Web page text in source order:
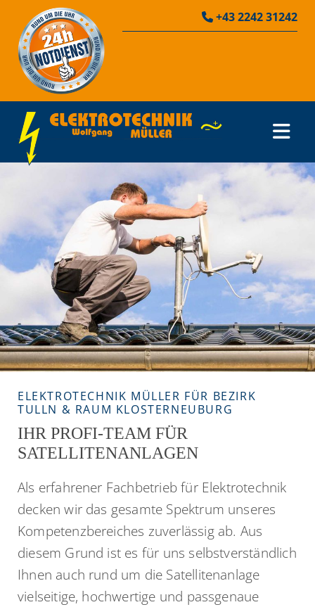
 +43 2242 31242
ELEKTROTECHNIK MÜLLER FÜR BEZIRK
TULLN & RAUM KLOSTERNEUBURG
IHR PROFI-TEAM FÜR
SATELLITENANLAGEN
Als erfahrener Fachbetrieb für Elektrotechnik
decken wir das gesamte Spektrum unseres
Kompetenzbereiches zuverlässig ab. Aus
diesem Grund ist es für uns selbstverständlich
Ihnen auch rund um die Satellitenanlage
vielseitige, hochwertige und passgenaue